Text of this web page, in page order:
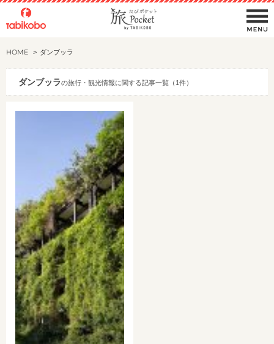
HOME ダンブッラ
ダンブッラの旅行・観光情報に関する記事一覧（1件）